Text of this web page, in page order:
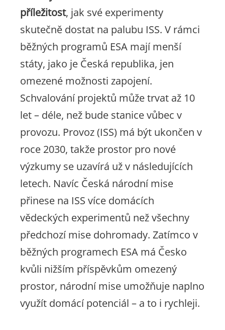
příležitost, jak své experimenty
skutečně dostat na palubu ISS. V rámci
běžných programů ESA mají menší
státy, jako je Česká republika, jen
omezené možnosti zapojení.
Schvalování projektů může trvat až 10
let – déle, než bude stanice vůbec v
provozu. Provoz (ISS) má být ukončen v
roce 2030, takže prostor pro nové
výzkumy se uzavírá už v následujících
letech. Navíc Česká národní mise
přinese na ISS více domácích
vědeckých experimentů než všechny
předchozí mise dohromady. Zatímco v
běžných programech ESA má Česko
kvůli nižším příspěvkům omezený
prostor, národní mise umožňuje naplno
využít domácí potenciál – a to i rychleji.